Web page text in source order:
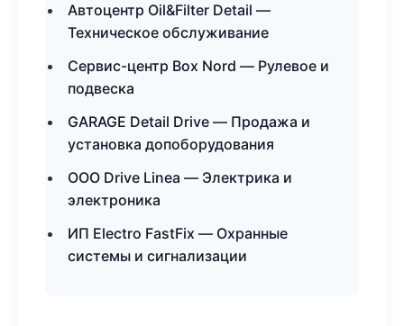
Автоцентр Oil&Filter Detail —
Техническое обслуживание
Сервис-центр Box Nord — Рулевое и
подвеска
GARAGE Detail Drive — Продажа и
установка допоборудования
ООО Drive Linea — Электрика и
электроника
ИП Electro FastFix — Охранные
системы и сигнализации